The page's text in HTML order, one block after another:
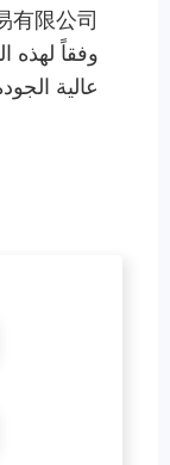
وفقاً لهذه
عالية